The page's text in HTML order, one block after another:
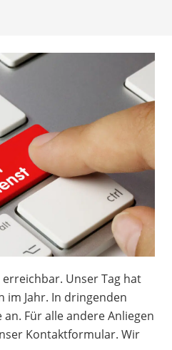
Unser Tag hat
im Jahr. In dringenden
Für alle andere Anliegen
Kontaktformular. Wir